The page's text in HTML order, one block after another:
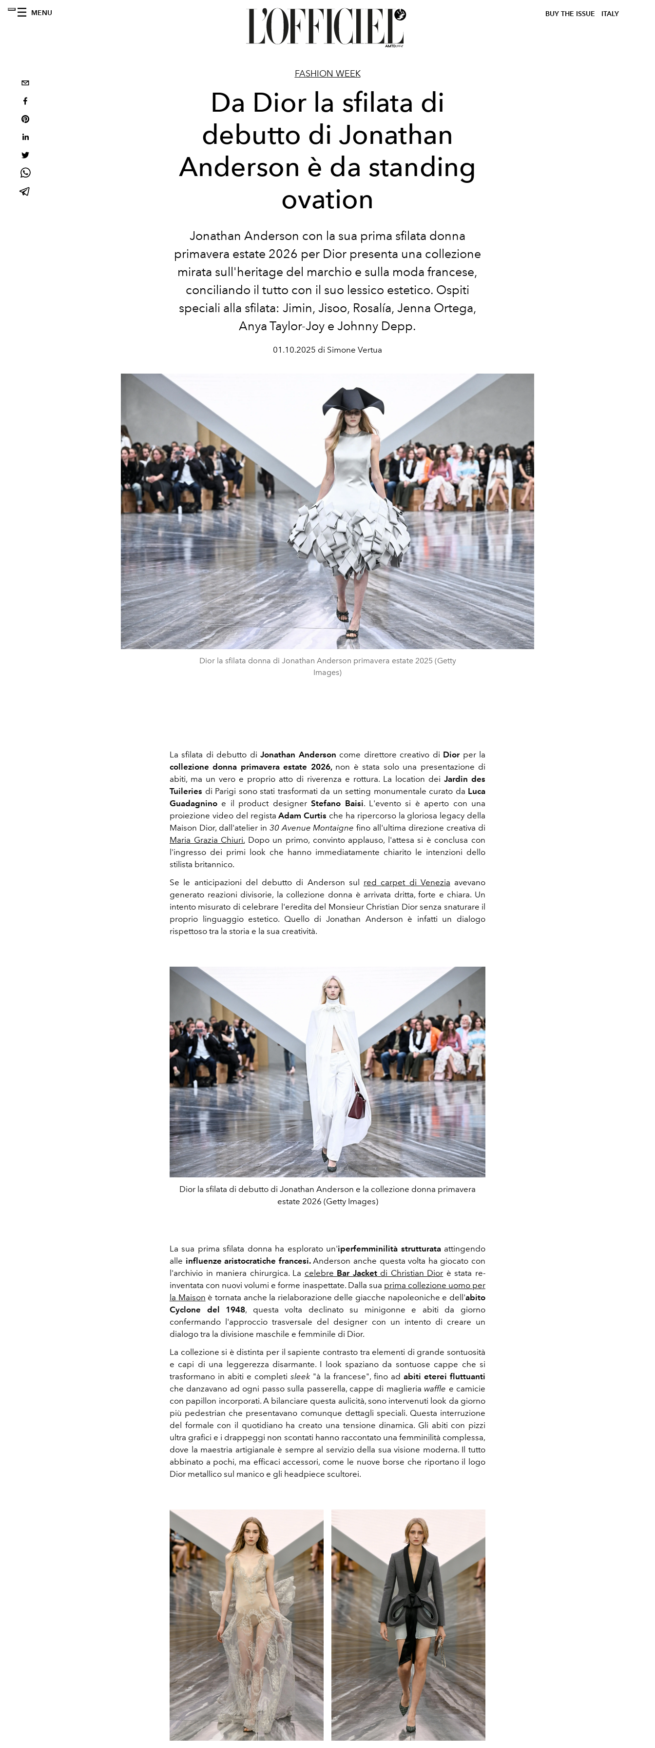
MENU BUY THE ISSUE ITALY
FASHION WEEK
Da Dior la sfilata di
debutto di Jonathan
Anderson è da standing
ovation
Jonathan Anderson con la sua prima sfilata donna
primavera estate 2026 per Dior presenta una collezione
mirata sull'heritage del marchio e sulla moda francese,
conciliando il tutto con il suo lessico estetico. Ospiti
speciali alla sfilata: Jimin, Jisoo, Rosalía, Jenna Ortega,
Anya Taylor-Joy e Johnny Depp.
01.10.2025 di Simone Vertua
Dior la sfilata donna di Jonathan Anderson primavera estate 2025 (Getty
Images)
La sfilata di debutto diJonathan Anderson come direttore creativo di Diorper la
collezione donna primavera estate 2026, non è stata solo una presentazione di
abiti, ma un vero e proprio atto di riverenza e rottura. La location dei Jardin des
Tuileries di Parigi sono stati trasformati da un setting monumentale curato da Luca
Guadagnino e il product designerStefano Baisi. L'evento si è aperto con una
proiezione video del registaAdam Curtis che ha ripercorso la gloriosa legacy della
Maison Dior, dall'atelier in 30 Avenue Montaigne fino all'ultima direzione creativa di
Maria Grazia Chiuri. Dopo un primo, convinto applauso, l'attesa si è conclusa con
l'ingresso dei primi look che hanno immediatamente chiarito le intenzioni dello
stilista britannico.
Se le anticipazioni del debutto di Anderson sul red carpet di Venezia avevano
generato reazioni divisorie, la collezione donna è arrivata dritta, forte e chiara. Un
intento misurato di celebrare l'eredita del Monsieur Christian Dior senza snaturare il
proprio linguaggio estetico. Quello di Jonathan Anderson è infatti un dialogo
rispettoso tra la storia e la sua creatività.
Dior la sfilata di debutto di Jonathan Anderson e la collezione donna primavera
estate 2026 (Getty Images)
La sua prima sfilata donna ha esplorato un'iperfemminilità strutturataattingendo
alle influenze aristocratiche francesi. Anderson anche questa volta ha giocato con
l'archivio in maniera chirurgica. La celebre Bar Jacketdi Christian Dior è stata re-
inventata con nuovi volumi e forme inaspettate. Dalla sua prima collezione uomo per
la Maison è tornata anche la rielaborazione delle giacche napoleoniche e dell'abito
Cyclone del 1948, questa volta declinato su minigonne e abiti da giorno
confermando l'approccio trasversale del designer con un intento di creare un
dialogo tra la divisione maschile e femminile di Dior.
La collezione si è distinta per il sapiente contrasto tra elementi di grande sontuosità
e capi di una leggerezza disarmante. I look spaziano da sontuose cappe che si
trasformano in abiti e completisleek "à la francese", fino ad abiti eterei fluttuanti
che danzavano ad ogni passo sulla passerella, cappe di maglieria waffle e camicie
con papillon incorporati. A bilanciare questa aulicità, sono intervenuti look da giorno
più pedestrian che presentavano comunque dettagli speciali. Questa interruzione
del formale con il quotidiano ha creato una tensione dinamica. Gli abiti con pizzi
ultra grafici e i drappeggi non scontati hanno raccontato una femminilità complessa,
dove la maestria artigianale è sempre al servizio della sua visione moderna. Il tutto
abbinato a pochi, ma efficaci accessori, come le nuove borse che riportano il logo
Dior metallico sul manico e gli headpiece scultorei.